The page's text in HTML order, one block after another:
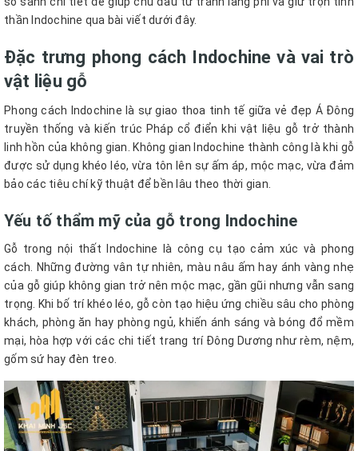
thần Indochine qua bài viết dưới đây.
Đặc trưng phong cách Indochine và vai trò
vật liệu gỗ
Phong cách Indochine là sự giao thoa tinh tế giữa vẻ đẹp Á Đông
truyền thống và kiến trúc Pháp cổ điển khi vật liệu gỗ trở thành
linh hồn của không gian. Không gian Indochine thành công là khi gỗ
được sử dụng khéo léo, vừa tôn lên sự ấm áp, mộc mạc, vừa đảm
bảo các tiêu chí kỹ thuật để bền lâu theo thời gian.
Yếu tố thẩm mỹ của gỗ trong Indochine
Gỗ trong nội thất Indochine là công cụ tạo cảm xúc và phong
cách. Những đường vân tự nhiên, màu nâu ấm hay ánh vàng nhẹ
của gỗ giúp không gian trở nên mộc mạc, gần gũi nhưng vẫn sang
trọng. Khi bố trí khéo léo, gỗ còn tạo hiệu ứng chiều sâu cho phòng
khách, phòng ăn hay phòng ngủ, khiến ánh sáng và bóng đổ mềm
mại, hòa hợp với các chi tiết trang trí Đông Dương như rèm, nệm,
gốm sứ hay đèn treo.